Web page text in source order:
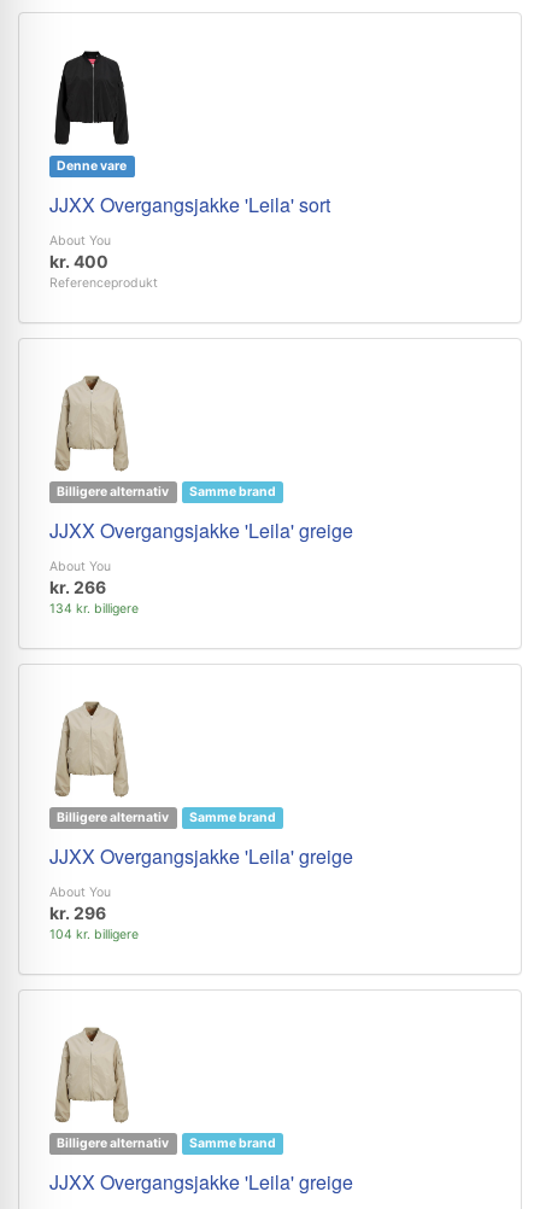
Denne vare
JJXX Overgangsjakke 'Leila' sort
About You
kr. 400
Referenceprodukt
Billigere alternativ Samme brand
JJXX Overgangsjakke 'Leila' greige
About You
kr. 266
134 kr. billigere
Billigere alternativ Samme brand
JJXX Overgangsjakke 'Leila' greige
About You
kr. 296
104 kr. billigere
Billigere alternativ Samme brand
JJXX Overgangsjakke 'Leila' greige